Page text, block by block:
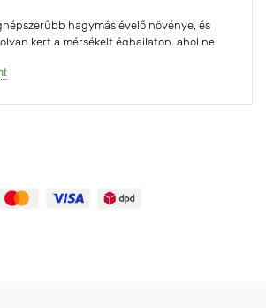
hagymás évelő növénye, és
kert a mérsékelt éghajlaton, ahol ne
és plázákat díszítenek, üvegházakban